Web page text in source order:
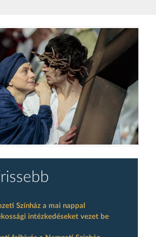
Színház a mai nappal
intézkedéseket vezet be